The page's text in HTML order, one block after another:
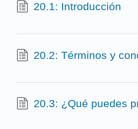
20.1: Introducción
20.2: Términos y
20.3: ¿Qué puedes